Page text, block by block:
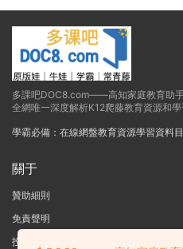
多課吧DOC8.com——高知家庭教育助
全網唯一深度解析K12爬藤教育資源和
學霸必備：在線網盤教育資源學習資料
關于
贊助細則
免責聲明
投稿須知